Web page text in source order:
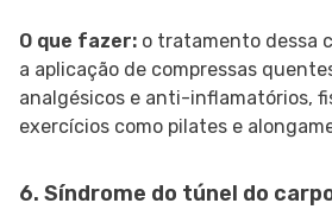
O que fazer: o tratamento dessa
a aplicação de compressas
analgésicos e anti-inflamatórios,
exercícios como pilates e
6. Síndrome do túnel do